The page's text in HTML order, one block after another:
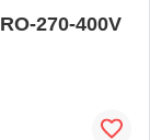
270-400V